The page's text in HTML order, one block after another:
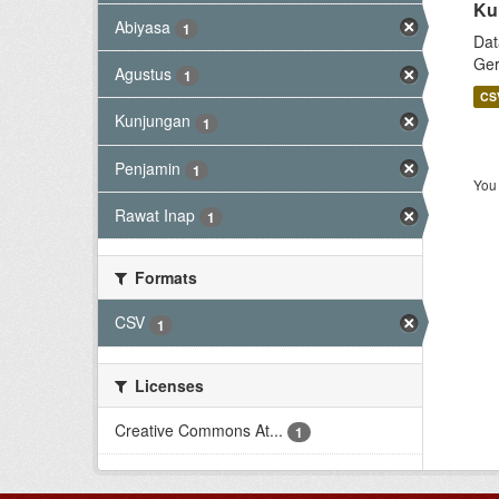
Abiyasa 1
Agustus 1
Kunjungan 1
Penjamin 1
Rawat Inap 1
Formats
CSV
1
Licenses
Creative Commons At...
1